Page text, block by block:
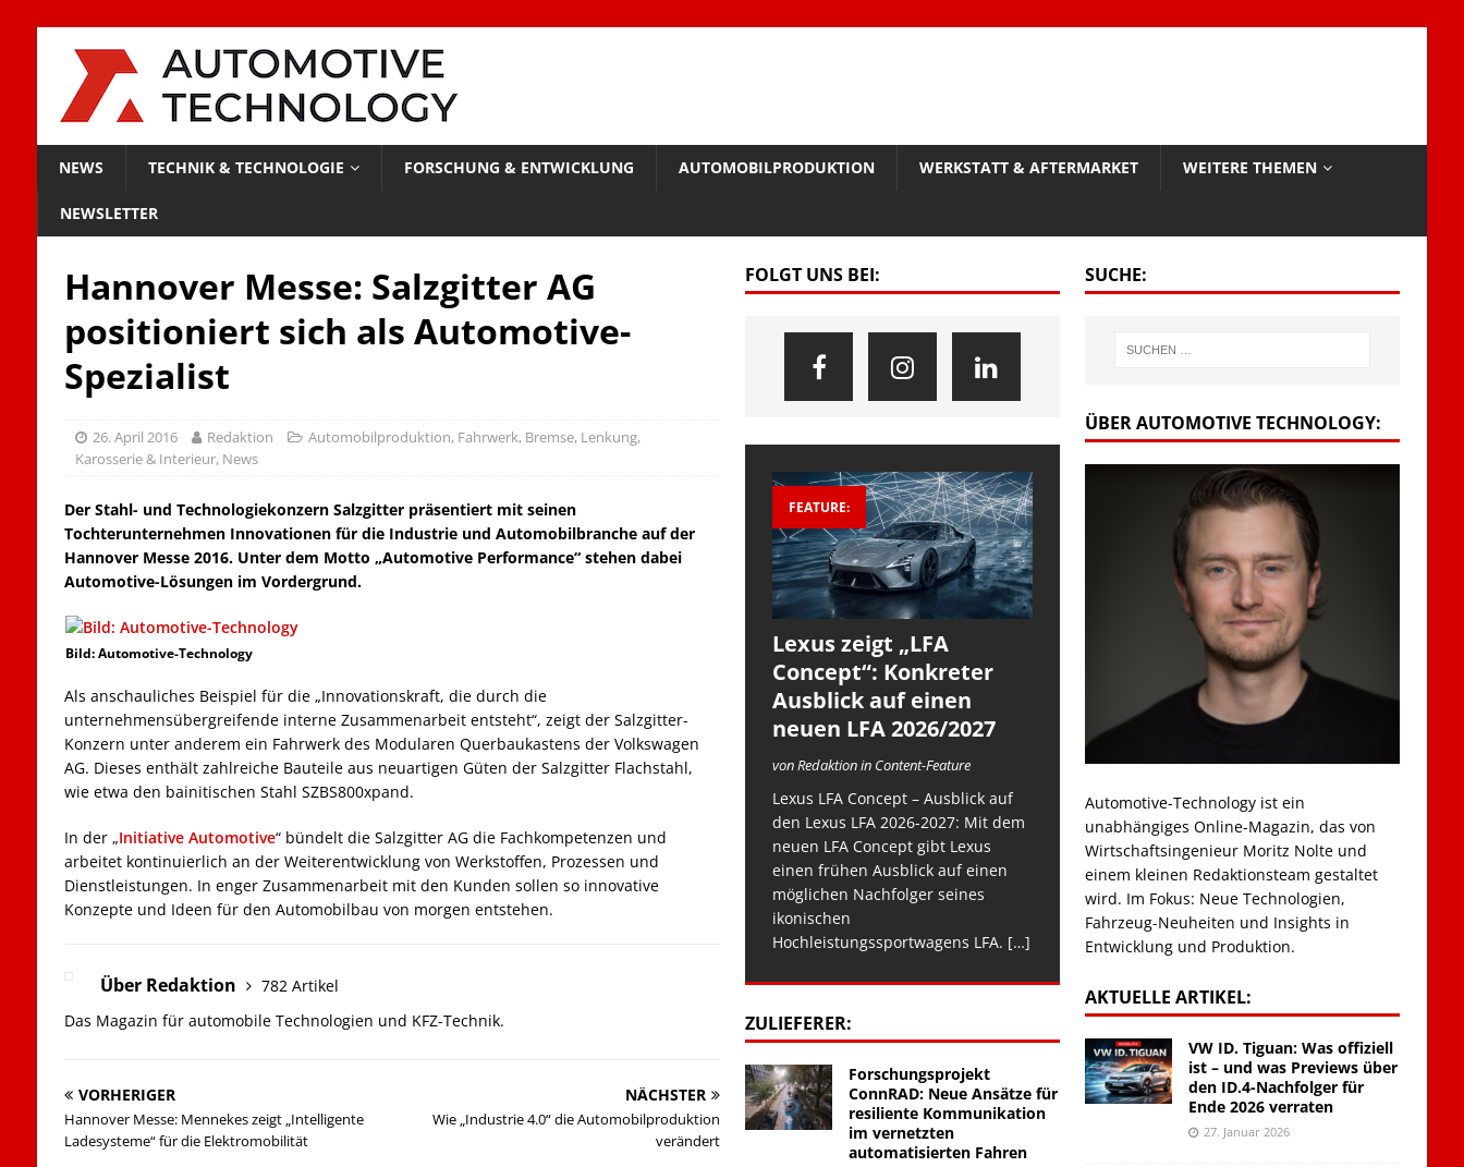
NEWS TECHNIK & TECHNOLOGIE FORSCHUNG & ENTWICKLUNG AUTOMOBILPRODUKTION WERKSTATT & AFTERMARKET WEITERE THEMEN
NEWSLETTER
Hannover Messe: Salzgitter AG
positioniert sich als Automotive-
Spezialist
26. April 2016 Redaktion Automobilproduktion, Fahrwerk, Bremse, Lenkung,
Karosserie & Interieur, News
Der Stahl- und Technologiekonzern Salzgitter präsentiert mit seinen
Tochterunternehmen Innovationen für die Industrie und Automobilbranche auf der
Hannover Messe 2016. Unter dem Motto „Automotive Performance“ stehen dabei
Automotive-Lösungen im Vordergrund.
Bild: Automotive-Technology
Als anschauliches Beispiel für die „Innovationskraft, die durch die
unternehmensübergreifende interne Zusammenarbeit entsteht“, zeigt der Salzgitter-
Konzern unter anderem ein Fahrwerk des Modularen Querbaukastens der Volkswagen
AG. Dieses enthält zahlreiche Bauteile aus neuartigen Güten der Salzgitter Flachstahl,
wie etwa den bainitischen Stahl SZBS800xpand.
In der „Initiative Automotive“ bündelt die Salzgitter AG die Fachkompetenzen und
arbeitet kontinuierlich an der Weiterentwicklung von Werkstoffen, Prozessen und
Dienstleistungen. In enger Zusammenarbeit mit den Kunden sollen so innovative
Konzepte und Ideen für den Automobilbau von morgen entstehen.
Über Redaktion
782 Artikel
Das Magazin für automobile Technologien und KFZ-Technik.
VORHERIGER
Hannover Messe: Mennekes zeigt „Intelligente
Ladesysteme“ für die Elektromobilität
NÄCHSTER
Wie „Industrie 4.0“ die Automobilproduktion
verändert
FOLGT UNS BEI:
FEATURE:
Lexus zeigt „LFA
Concept“: Konkreter
Ausblick auf einen
neuen LFA 2026/2027
von Redaktion in Content-Feature
Lexus LFA Concept – Ausblick auf
den Lexus LFA 2026-2027: Mit dem
neuen LFA Concept gibt Lexus
einen frühen Ausblick auf einen
möglichen Nachfolger seines
ikonischen
Hochleistungssportwagens LFA. […]
ZULIEFERER:
Forschungsprojekt
ConnRAD: Neue Ansätze für
resiliente Kommunikation
im vernetzten
automatisierten Fahren
SUCHE:
ÜBER AUTOMOTIVE TECHNOLOGY:
Automotive-Technology ist ein
unabhängiges Online-Magazin, das von
Wirtschaftsingenieur Moritz Nolte und
einem kleinen Redaktionsteam gestaltet
wird. Im Fokus: Neue Technologien,
Fahrzeug-Neuheiten und Insights in
Entwicklung und Produktion.
AKTUELLE ARTIKEL:
VW ID. Tiguan: Was offiziell
ist – und was Previews über
den ID.4-Nachfolger für
Ende 2026 verraten
27. Januar 2026